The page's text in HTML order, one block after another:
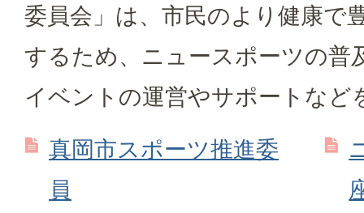
委員会」は、市民のより健康で
するため、ニュースポーツの普
イベントの運営やサポートなど
真岡市スポーツ推進委
員